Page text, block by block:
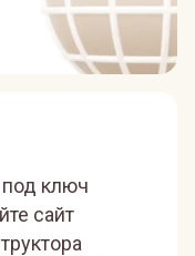
под ключ
сайт